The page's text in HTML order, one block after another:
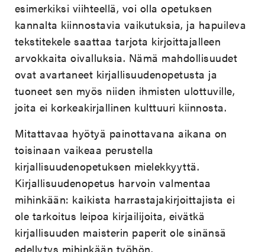
esimerkiksi viihteellä, voi olla opetuksen
kannalta kiinnostavia vaikutuksia, ja hapuileva
tekstitekele saattaa tarjota kirjoittajalleen
arvokkaita oivalluksia. Nämä mahdollisuudet
ovat avartaneet kirjallisuudenopetusta ja
tuoneet sen myös niiden ihmisten ulottuville,
joita ei korkeakirjallinen kulttuuri kiinnosta.
Mitattavaa hyötyä painottavana aikana on
toisinaan vaikeaa perustella
kirjallisuudenopetuksen mielekkyyttä.
Kirjallisuudenopetus harvoin valmentaa
mihinkään: kaikista harrastajakirjoittajista ei
ole tarkoitus leipoa kirjailijoita, eivätkä
kirjallisuuden maisterin paperit ole sinänsä
edellytys mihinkään työhön.